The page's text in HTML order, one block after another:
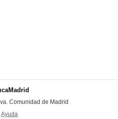
Comunidad de Madrid
Ayuda